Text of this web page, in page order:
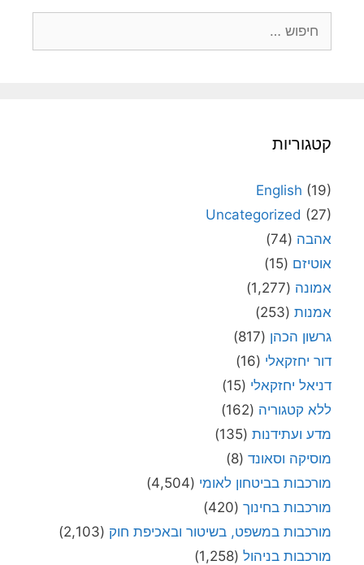
קטגוריות
English (19)
Uncategorized (27)
אהבה (74)
אוטיזם (15)
אמונה (1,277)
אמנות (253)
גרשון הכהן (817)
דור יחזקאלי (16)
דניאל יחזקאלי (15)
ללא קטגוריה (162)
מדע ועתידנות (135)
מוסיקה וסאונד (8)
מורכבות בביטחון לאומי (4,504)
מורכבות בחינוך (420)
מורכבות במשפט, בשיטור ובאכיפת חוק (2,103)
מורכבות בניהול (1,258)